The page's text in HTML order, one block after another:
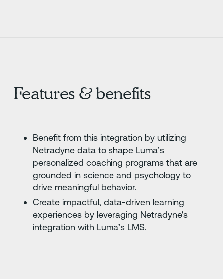
Features & benefits
Benefit from this integration by utilizing
Netradyne data to shape Luma’s
personalized coaching programs that are
grounded in science and psychology to
drive meaningful behavior.
Create impactful, data-driven learning
experiences by leveraging Netradyne's
integration with Luma’s LMS.